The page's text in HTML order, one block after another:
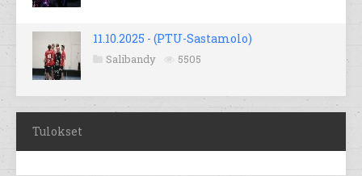
11.10.2025 - (PTU-Sastamolo)
Salibandy 5505
Tulokset